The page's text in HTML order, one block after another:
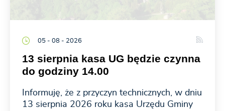
05 - 08 - 2026
13 sierpnia kasa UG będzie czynna
do godziny 14.00
Informuję, że z przyczyn technicznych, w dniu
13 sierpnia 2026 roku kasa Urzędu Gminy